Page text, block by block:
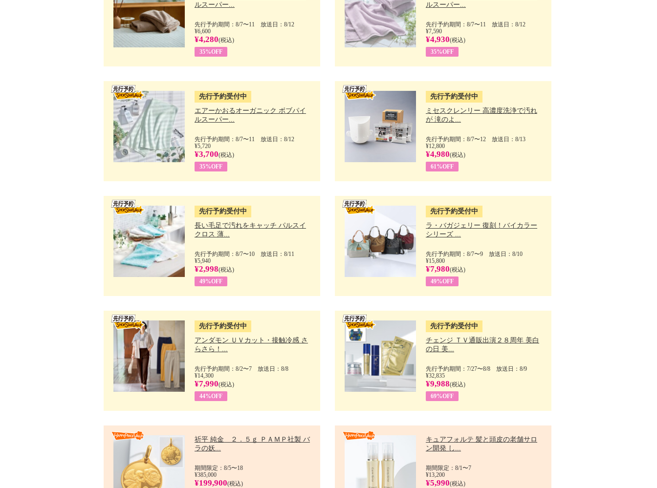
ルスーパー...
先行予約期間：8/7〜11 放送日：8/12
¥6,600
¥4,280(税込)
35%OFF
ルスーパー...
先行予約期間：8/7〜11 放送日：8/12
¥7,590
¥4,930(税込)
35%OFF
先行予約受付中
エアーかおるオーガニック ボブパイ
ルスーパー...
先行予約期間：8/7〜11 放送日：8/12
¥5,720
¥3,700(税込)
35%OFF
先行予約受付中
ミセスクレンリー 高濃度洗浄で汚れ
が 滝のよ...
先行予約期間：8/7〜12 放送日：8/13
¥12,800
¥4,980(税込)
61%OFF
先行予約受付中
長い毛足で汚れをキャッチ パルスイ
クロス 薄...
先行予約期間：8/7〜10 放送日：8/11
¥5,940
¥2,998(税込)
49%OFF
先行予約受付中
ラ・バガジェリー 復刻！バイカラー
シリーズ ...
先行予約期間：8/7〜9 放送日：8/10
¥15,800
¥7,980(税込)
49%OFF
先行予約受付中
アンダモン ＵＶカット・接触冷感 さ
らさら！...
先行予約期間：8/2〜7 放送日：8/8
¥14,300
¥7,990(税込)
44%OFF
先行予約受付中
チェンジ ＴＶ通販出演２８周年 美白
の日 美...
先行予約期間：7/27〜8/8 放送日：8/9
¥32,835
¥9,988(税込)
69%OFF
祈平 純金 ２．５ｇ ＰＡＭＰ社製 バ
ラの妖...
期間限定：8/5〜18
¥385,000
¥199,900(税込)
キュアフォルテ 髪と頭皮の老舗サロ
ン開発 し...
期間限定：8/1〜7
¥13,200
¥5,990(税込)